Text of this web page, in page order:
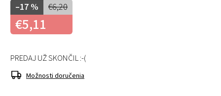
€6,20
–17 %
€5,11
PREDAJ UŽ SKONČIL :-(
Možnosti doručenia